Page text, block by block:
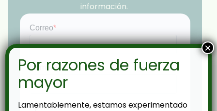
información.
Por razones de fuerza
mayor
Lamentablemente, estamos experimentado
×